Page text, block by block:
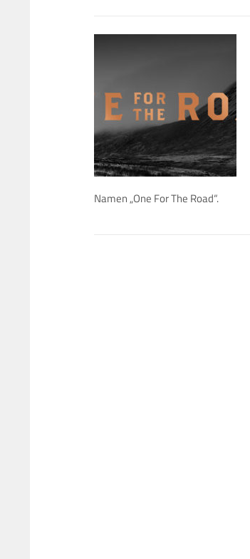
Namen „One For The Road“.